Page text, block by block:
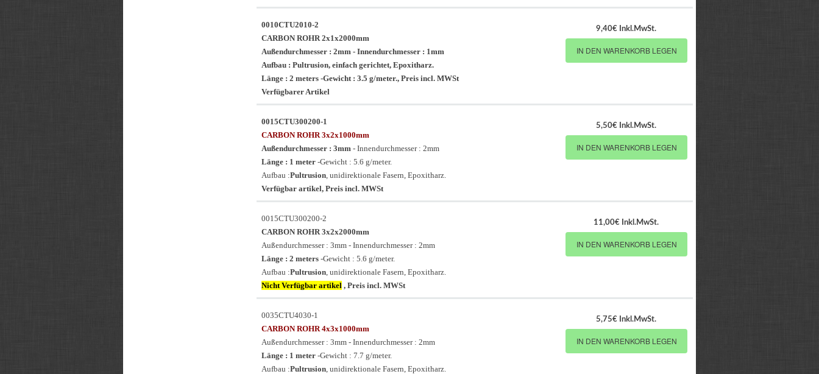
0010CTU2010-2
CARBON ROHR 2x1x2000mm
Außendurchmesser : 2mm - Innendurchmesser : 1mm
Aufbau : Pultrusion, einfach gerichtet, Epoxitharz.
Länge : 2 meters -Gewicht : 3.5 g/meter., Preis incl. MWSt
Verfügbarer Artikel
9,40€ Inkl.MwSt.
IN DEN WARENKORB LEGEN
0015CTU300200-1
CARBON ROHR 3x2x1000mm
Außendurchmesser : 3mm - Innendurchmesser : 2mm
Länge : 1 meter -Gewicht : 5.6 g/meter.
Aufbau :Pultrusion, unidirektionale Fasern, Epoxitharz.
Verfügbar artikel, Preis incl. MWSt
5,50€ Inkl.MwSt.
IN DEN WARENKORB LEGEN
0015CTU300200-2
CARBON ROHR 3x2x2000mm
Außendurchmesser : 3mm - Innendurchmesser : 2mm
Länge : 2 meters -Gewicht : 5.6 g/meter.
Aufbau :Pultrusion, unidirektionale Fasern, Epoxitharz.
Nicht Verfügbar artikel , Preis incl. MWSt
11,00€ Inkl.MwSt.
IN DEN WARENKORB LEGEN
0035CTU4030-1
CARBON ROHR 4x3x1000mm
Außendurchmesser : 3mm - Innendurchmesser : 2mm
Länge : 1 meter -Gewicht : 7.7 g/meter.
Aufbau :Pultrusion, unidirektionale Fasern, Epoxitharz.
5,75€ Inkl.MwSt.
IN DEN WARENKORB LEGEN